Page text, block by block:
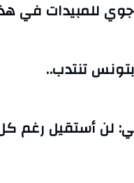
للمبيدات في
تنتدب..
لن أستقيل رغم